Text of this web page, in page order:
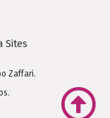
Sites
Zaffari.